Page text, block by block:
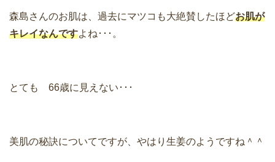
森島さんのお肌は、過去にマツコも大絶賛したほどお肌が
キレイなんですよね･･･。
とても 66歳に見えない･･･
美肌の秘訣についてですが、やはり生姜のようですね＾＾